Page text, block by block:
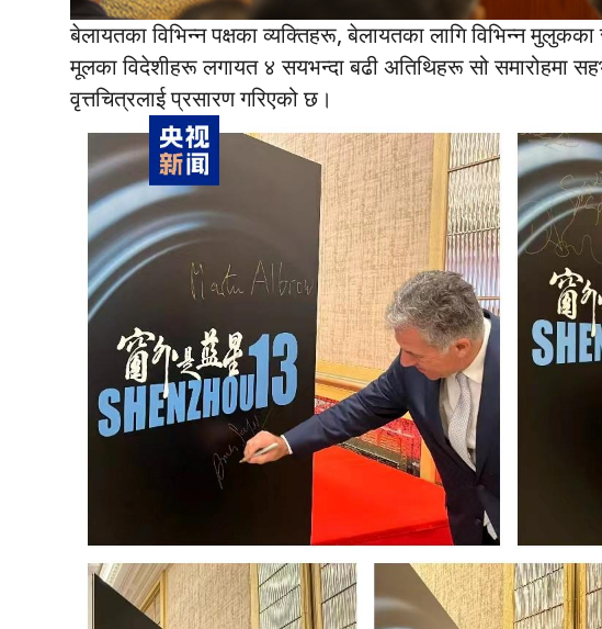
बेलायतका विभिन्न पक्षका व्यक्तिहरू, बेलायतका लागि विभिन्न
मूलका विदेशीहरू लगायत ४ सयभन्दा बढी अतिथिहरू सो समारोहमा
वृत्तचित्रलाई प्रसारण गरिएको छ।